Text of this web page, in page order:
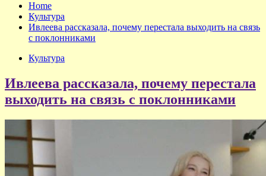
Home
Культура
Ивлеева рассказала, почему перестала выходить на связь
с поклонниками
Культура
Ивлеева рассказала, почему перестала
выходить на связь с поклонниками